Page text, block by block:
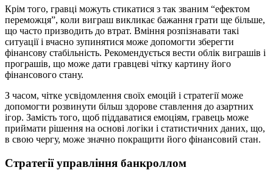
Крім того, гравці можуть стикатися з так званим “ефектом
переможця”, коли виграш викликає бажання грати ще більше,
що часто призводить до втрат. Вміння розпізнавати такі
ситуації і вчасно зупинятися може допомогти зберегти
фінансову стабільність. Рекомендується вести облік виграшів і
програшів, що може дати гравцеві чітку картину його
фінансового стану.
З часом, чітке усвідомлення своїх емоцій і стратегії може
допомогти розвинути більш здорове ставлення до азартних
ігор. Замість того, щоб піддаватися емоціям, гравець може
приймати рішення на основі логіки і статистичних даних, що,
в свою чергу, може значно покращити його фінансовий стан.
Стратегії управління банкроллом